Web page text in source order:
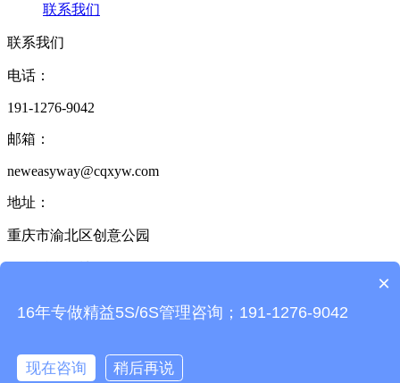
联系我们
联系我们
电话：
191-1276-9042
邮箱：
neweasyway@cqxyw.com
地址：
重庆市渝北区创意公园
6S管理咨询热线：
Copyright © 2014-2025 6S咨询服务中心 版权所有
×
16年专做精益5S/6S管理咨询；191-1276-9042
现在咨询 稍后再说